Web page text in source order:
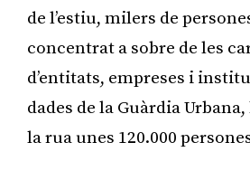
de l’estiu, milers de
concentrat a sobre de les
d’entitats, empreses i
dades de la Guàrdia
la rua unes 120.000